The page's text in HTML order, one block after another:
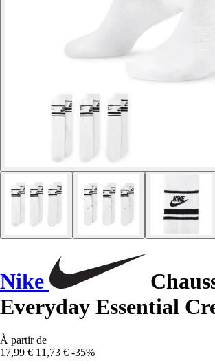
Nike
Everyday Essential
À partir de
17,99 € 11,73 € -35%